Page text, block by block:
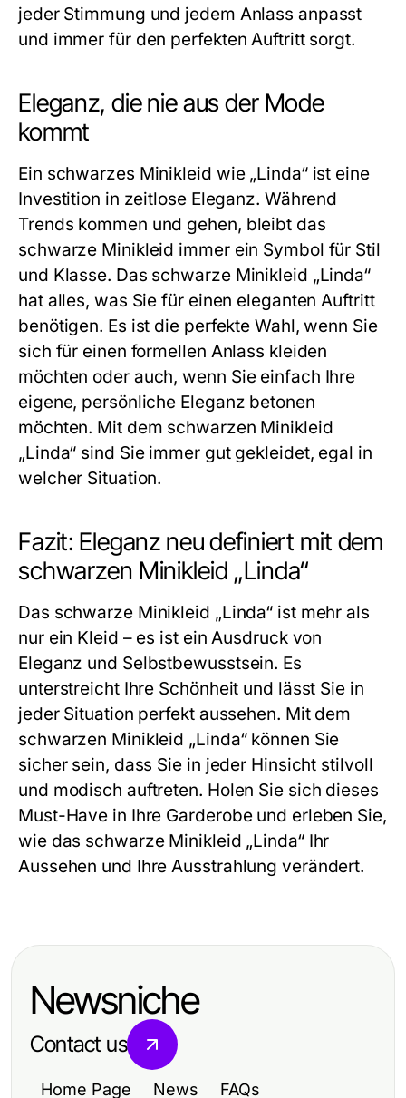
jeder Stimmung und jedem Anlass anpasst
und immer für den perfekten Auftritt sorgt.
Eleganz, die nie aus der Mode
kommt
Ein schwarzes Minikleid wie „Linda“ ist eine
Investition in zeitlose Eleganz. Während
Trends kommen und gehen, bleibt das
schwarze Minikleid immer ein Symbol für Stil
und Klasse. Das schwarze Minikleid „Linda“
hat alles, was Sie für einen eleganten Auftritt
benötigen. Es ist die perfekte Wahl, wenn Sie
sich für einen formellen Anlass kleiden
möchten oder auch, wenn Sie einfach Ihre
eigene, persönliche Eleganz betonen
möchten. Mit dem schwarzen Minikleid
„Linda“ sind Sie immer gut gekleidet, egal in
welcher Situation.
Fazit: Eleganz neu definiert mit dem
schwarzen Minikleid „Linda“
Das schwarze Minikleid „Linda“ ist mehr als
nur ein Kleid – es ist ein Ausdruck von
Eleganz und Selbstbewusstsein. Es
unterstreicht Ihre Schönheit und lässt Sie in
jeder Situation perfekt aussehen. Mit dem
schwarzen Minikleid „Linda“ können Sie
sicher sein, dass Sie in jeder Hinsicht stilvoll
und modisch auftreten. Holen Sie sich dieses
Must-Have in Ihre Garderobe und erleben Sie,
wie das schwarze Minikleid „Linda“ Ihr
Aussehen und Ihre Ausstrahlung verändert.
Newsniche
Contact us
Home Page News FAQs